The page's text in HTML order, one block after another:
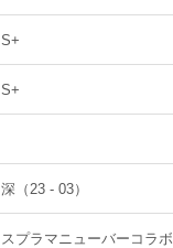
S+
S+
深（23 - 03）
スプラマニューバーコラボ